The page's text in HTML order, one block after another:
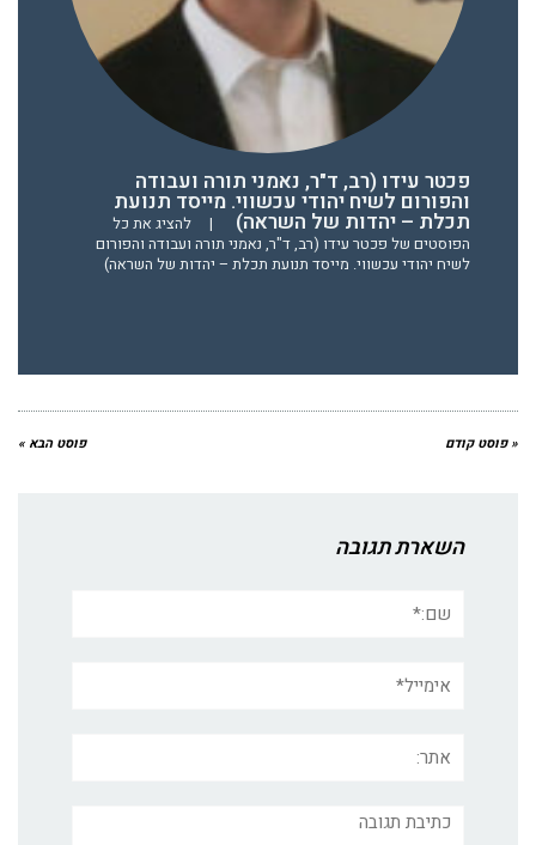
פכטר עידו (רב, ד"ר, נאמני תורה ועבודה
והפורום לשיח יהודי עכשווי. מייסד תנועת
תכלת – יהדות של השראה) |
להציג את כל
הפוסטים של פכטר עידו (רב, ד"ר, נאמני תורה ועבודה והפורום
לשיח יהודי עכשווי. מייסד תנועת תכלת – יהדות של השראה)
« פוסט קודם פוסט הבא »
השארת תגובה
תגובה